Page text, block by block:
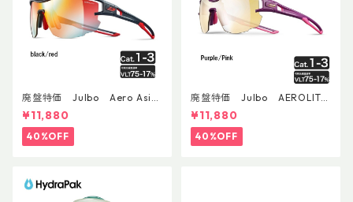
廃盤特価 Julbo Aero Asia
nFit
¥11,880
40%OFF
廃盤特価 Julbo AEROLITE
AsianFit
¥11,880
40%OFF